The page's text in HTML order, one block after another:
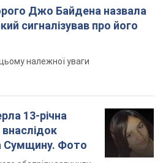
обстрілу загинули